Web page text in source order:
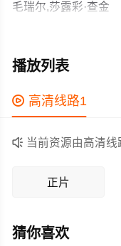
毛瑞尔,莎露彩·查金
哈
众们都期待不已。
的工作因此变得与众
这种赚钱方式虽然不
通常能对这些恐怖经
作为一部 上映的恐怖
定的看点，在演员表
剧情紧凑，角色塑造
播放列表
 高清线路1
 当前资源由高清
正片
猜你喜欢